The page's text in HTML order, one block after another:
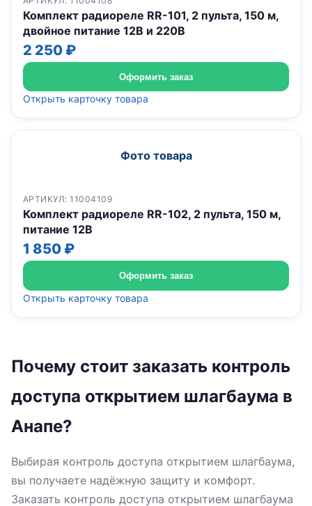
Комплект радиореле RR-101, 2 пульта, 150 м,
двойное питание 12В и 220В
2 250 ₽
Оформить заказ
Открыть карточку товара
Фото товара
АРТИКУЛ: 11004109
Комплект радиореле RR-102, 2 пульта, 150 м,
питание 12В
1 850 ₽
Оформить заказ
Открыть карточку товара
Почему стоит заказать контроль
доступа открытием шлагбаума в
Анапе?
Выбирая контроль доступа открытием шлагбаума,
вы получаете надёжную защиту и комфорт.
Заказать контроль доступа открытием шлагбаума